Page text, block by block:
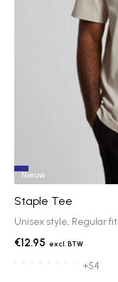
Nieuw
Staple Tee
Unisex style, Regular fit
€12.95
+54